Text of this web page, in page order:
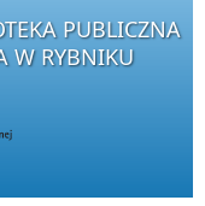
PUBLICZNA
W RYBNIKU